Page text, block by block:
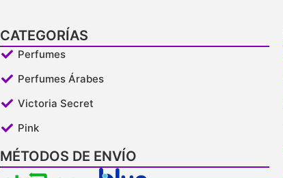
CATEGORÍAS
Perfumes
Perfumes Árabes
Victoria Secret
Pink
MÉTODOS DE ENVÍO